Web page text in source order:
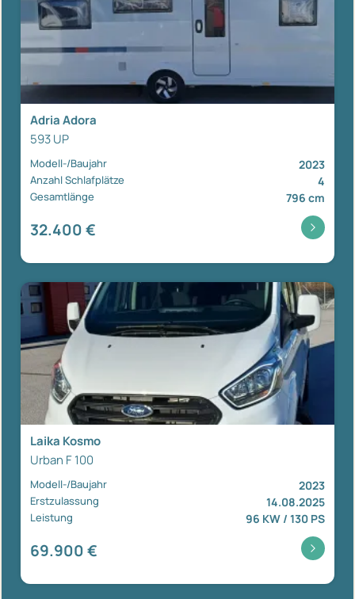
Adria Adora
593 UP
Modell-/Baujahr 2023
Anzahl Schlafplätze 4
Gesamtlänge 796 cm
32.400 €
Laika Kosmo
Urban F 100
Modell-/Baujahr 2023
Erstzulassung 14.08.2025
Leistung 96 KW / 130 PS
69.900 €